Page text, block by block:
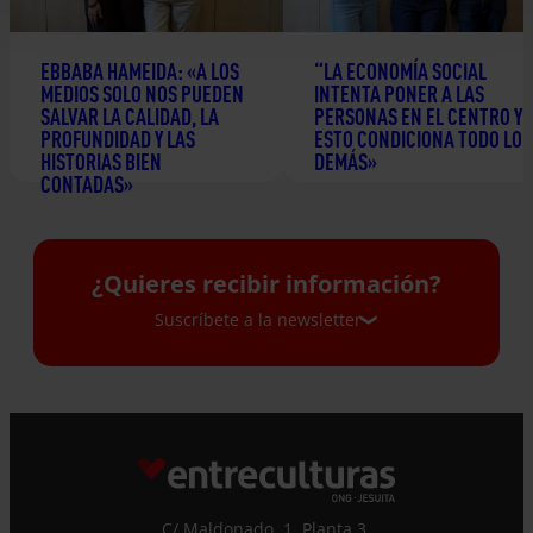
EBBABA HAMEIDA: «A LOS
MEDIOS SOLO NOS PUEDEN
SALVAR LA CALIDAD, LA
PROFUNDIDAD Y LAS
HISTORIAS BIEN
CONTADAS»
“LA ECONOMÍA SOCIAL
INTENTA PONER A LAS
PERSONAS EN EL CENTRO Y
ESTO CONDICIONA TODO LO
DEMÁS»
¿Quieres recibir información?
Suscríbete a la newsletter
Si quieres recibir nuestra newsletter mensual
y los correos puntuales en los que te
ofrecemos información, no dejes de completar